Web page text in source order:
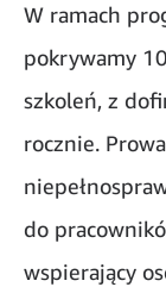
W ramach
pokrywamy
szkoleń, z
rocznie.
do
wspierający